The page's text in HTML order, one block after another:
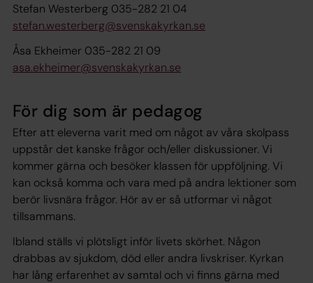
Stefan Westerberg 035-282 21 04
stefan.westerberg@svenskakyrkan.se
Åsa Ekheimer 035-282 21 09
asa.ekheimer@svenskakyrkan.se
För dig som är pedagog
Efter att eleverna varit med om något av våra skolpass
uppstår det kanske frågor och/eller diskussioner. Vi
kommer gärna och besöker klassen för uppföljning. Vi
kan också komma och vara med på andra lektioner som
berör livsnära frågor. Hör av er så utformar vi något
tillsammans.
Ibland ställs vi plötsligt inför livets skörhet. Någon
drabbas av sjukdom, död eller andra livskriser. Kyrkan
har lång erfarenhet av samtal och vi finns gärna med